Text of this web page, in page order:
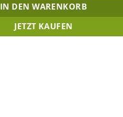
IN DEN WARENKORB
JETZT KAUFEN